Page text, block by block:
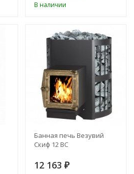
В наличии
Банная печь Везувий
Скиф 12 ВС
12 163 ₽